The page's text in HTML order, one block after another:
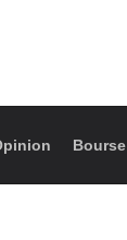
Bourse